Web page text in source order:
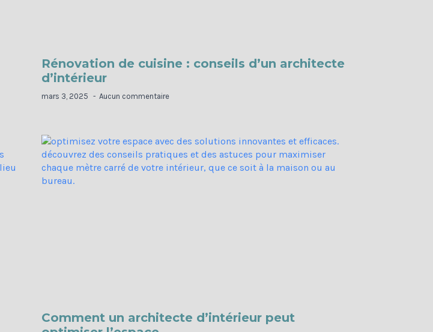
Rénovation de cuisine : conseils d’un architecte
d’intérieur
mars 3, 2025 Aucun commentaire
Comment un architecte d’intérieur peut